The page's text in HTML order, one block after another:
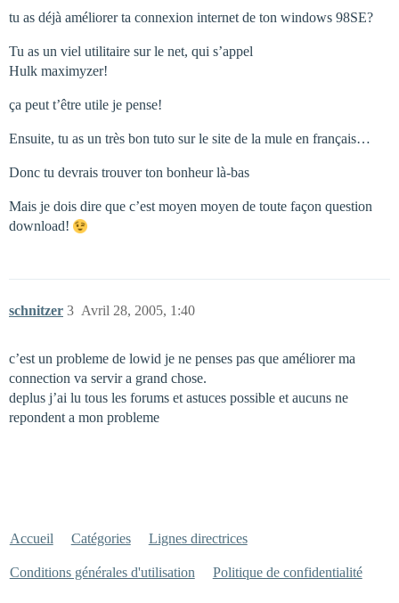
tu as déjà améliorer ta connexion internet de ton windows 98SE?
Tu as un viel utilitaire sur le net, qui s’appel
Hulk maximyzer!
ça peut t’être utile je pense!
Ensuite, tu as un très bon tuto sur le site de la mule en français…
Donc tu devrais trouver ton bonheur là-bas
Mais je dois dire que c’est moyen moyen de toute façon question
download!
schnitzer Avril 28, 2005, 1:40
3
c’est un probleme de lowid je ne penses pas que améliorer ma
connection va servir a grand chose.
deplus j’ai lu tous les forums et astuces possible et aucuns ne
repondent a mon probleme
Accueil Catégories Lignes directrices
Conditions générales d'utilisation Politique de confidentialité